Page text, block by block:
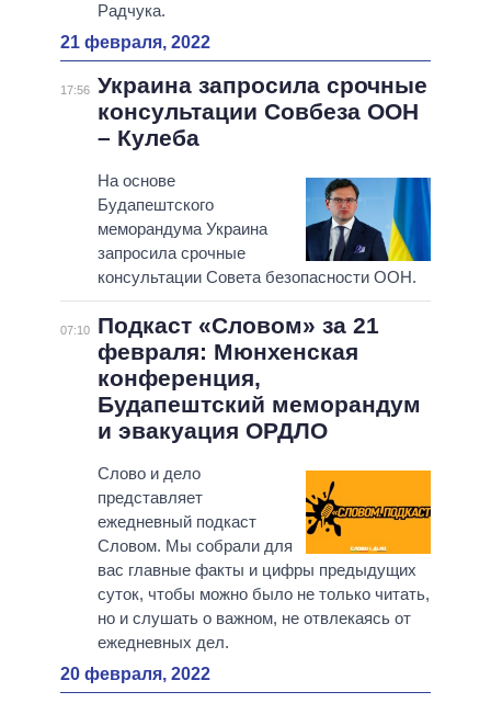
Радчука.
21 февраля, 2022
17:56 Украина запросила срочные
консультации Совбеза ООН
– Кулеба
На основе
Будапештского
меморандума Украина
запросила срочные
консультации Совета безопасности ООН.
07:10
Подкаст «Словом» за 21
февраля: Мюнхенская
конференция,
Будапештский меморандум
и эвакуация ОРДЛО
Слово и дело
представляет
ежедневный подкаст
Словом. Мы собрали для
вас главные факты и цифры предыдущих
суток, чтобы можно было не только читать,
но и слушать о важном, не отвлекаясь от
ежедневных дел.
20 февраля, 2022